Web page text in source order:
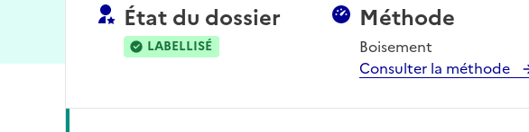
État du dossier
LABELLISÉ
Méthode
Boisement
Consulter la méthode